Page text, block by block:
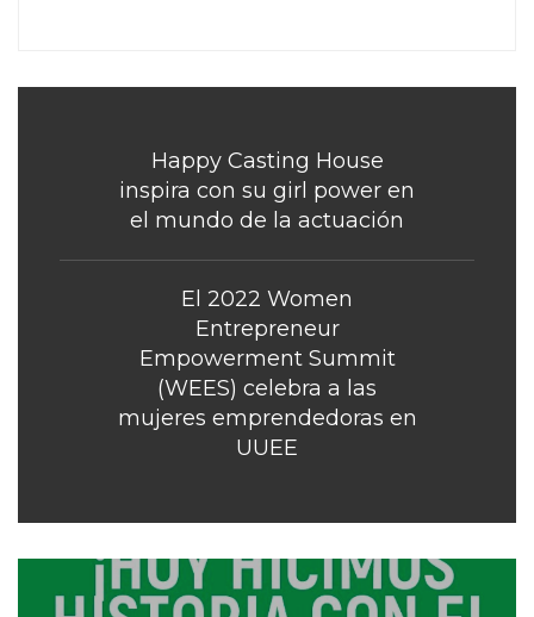
Happy Casting House
inspira con su girl power en
el mundo de la actuación
El 2022 Women
Entrepreneur
Empowerment Summit
(WEES) celebra a las
mujeres emprendedoras en
UUEE